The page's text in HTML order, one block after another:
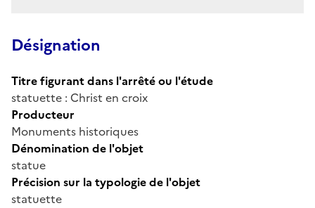
Désignation
Titre figurant dans l'arrêté ou l'étude
statuette : Christ en croix
Producteur
Monuments historiques
Dénomination de l'objet
statue
Précision sur la typologie de l'objet
statuette